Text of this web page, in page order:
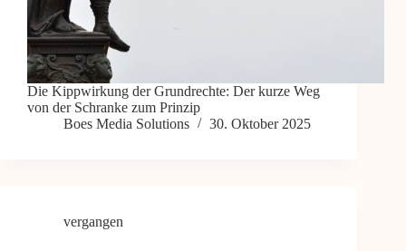
Die Kippwirkung der Grundrechte: Der kurze Weg
von der Schranke zum Prinzip
Boes Media Solutions
30. Oktober 2025
vergangen